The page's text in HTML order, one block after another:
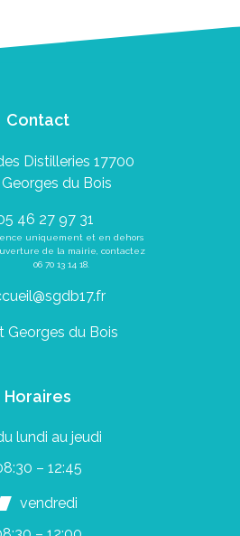
Contact
Distilleries 17700
du Bois
46 27 97 31
uniquement et en dehors
de la mairie, contactez
06 70 13 14 18
Georges du Bois
Horaires
lundi au jeudi
– 12:45
vendredi